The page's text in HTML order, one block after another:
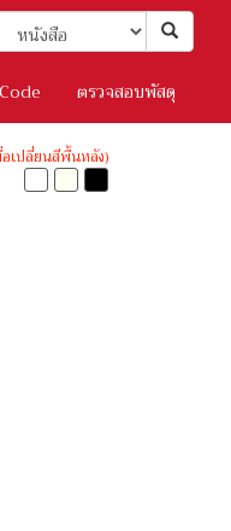
ตรวจสอบพัสดุ
เปลี่ยนสีพื้นหลัง)